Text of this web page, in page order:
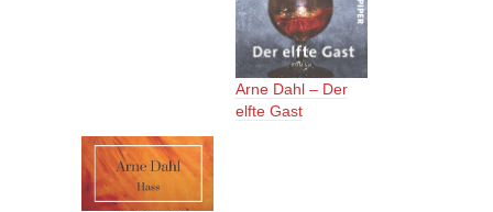
Arne Dahl – Der
elfte Gast